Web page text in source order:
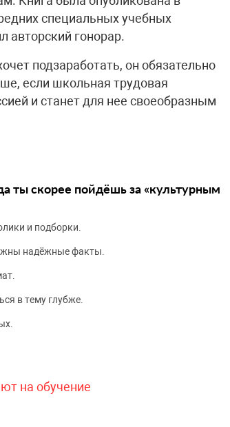
специальных учебных
авторский гонорар.
подзаработать, он обязательно
если школьная трудовая
и станет для нее своеобразным
ты скорее пойдёшь за «культурным
и подборки.
надёжные факты.
в тему глубже.
на обучение